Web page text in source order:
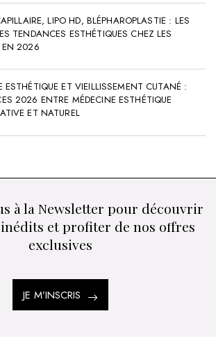
LIPO HD, BLÉPHAROPLASTIE : LES
TENDANCES ESTHÉTIQUES CHEZ LES
EN 2026
ESTHÉTIQUE ET VIEILLISSEMENT CUTANÉ :
2026 ENTRE MÉDECINE ESTHÉTIQUE
ET NATUREL
à la Newsletter pour découvrir
et profiter de nos offres
exclusives
JE M’INSCRIS